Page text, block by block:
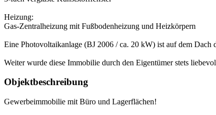
Heizung:
Gas-Zentralheizung mit Fußbodenheizung und Heizkörpern
Eine Photovoltaikanlage (BJ 2006 / ca. 20 kW) ist auf dem Dach
Weiter wurde diese Immobilie durch den Eigentümer stets
Objektbeschreibung
Gewerbeimmobilie mit Büro und Lagerflächen!